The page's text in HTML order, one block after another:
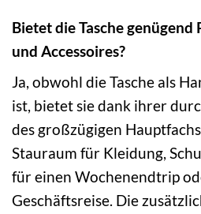
Bietet die Tasche
und Accessoires?
Ja, obwohl die Tasche als
ist, bietet sie dank ihrer
des großzügigen
Stauraum für Kleidung,
für einen Wochenendtrip
Geschäftsreise. Die